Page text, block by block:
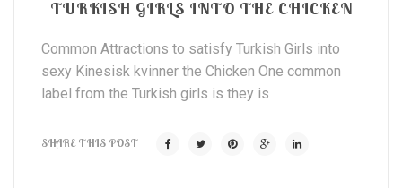
TURKISH GIRLS INTO THE CHICKEN
Common Attractions to satisfy Turkish Girls into
sexy Kinesisk kvinner the Chicken One common
label from the Turkish girls is they is
SHARE THIS POST